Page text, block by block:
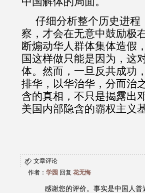
仔细分析整个历史进
察，才会在无意中鼓励极
断煽动华人群体集体造假
国这样做只能是因为，这
体。然而，一旦反共成功
排华，以华治华，分而治
含的真相，不只是揭露出
美国内部隐含的霸权主义
文章评论
作者： 学园 回复 花无悔
感谢您的评价。事实是中国人